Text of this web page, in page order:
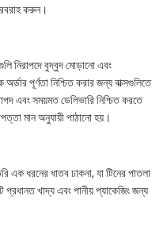
করুন।
নিরাপদে বুদ্বুদ মোড়ানো এবং
পূর্ণতা নিশ্চিত করার জন্য বাক্সগুলিতে
এবং সময়মত ডেলিভারি নিশ্চিত করতে
মান অনুযায়ী পাঠানো হয়।
এক ধরনের ধাতব ঢাকনা, যা টিনের পাতলা
খাদ্য এবং পানীয় প্যাকেজিং জন্য